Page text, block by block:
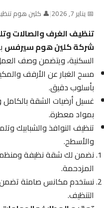
📅 يناير 7, 2026 |👤 كلين هوم تنظيف
تنظيف الغرف والصالات
شركة كلين هوم سيرفس
السكنية، ويتضمن وصف العمل
مسح الغبار عن الأرفف
بأسلوب دقيق.
غسيل أرضيات الشقة بالكامل
بمواد معطرة.
تنظيف النوافذ والشبابيك وتلميع
والأسطح.
نضمن لك شقة نظيفة
المزدحمة.
نستخدم مكانس صامتة تضمن عدم
التنظيف.